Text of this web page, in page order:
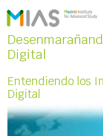
Digital
Entendiendo los
Digital